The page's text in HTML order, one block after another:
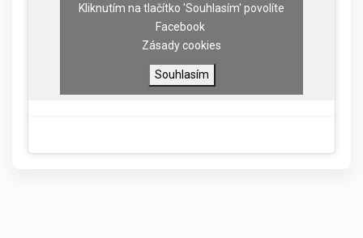
Kliknutím na tlačítko 'Souhlasím' povolíte
Facebook
Zásady cookies
Souhlasím